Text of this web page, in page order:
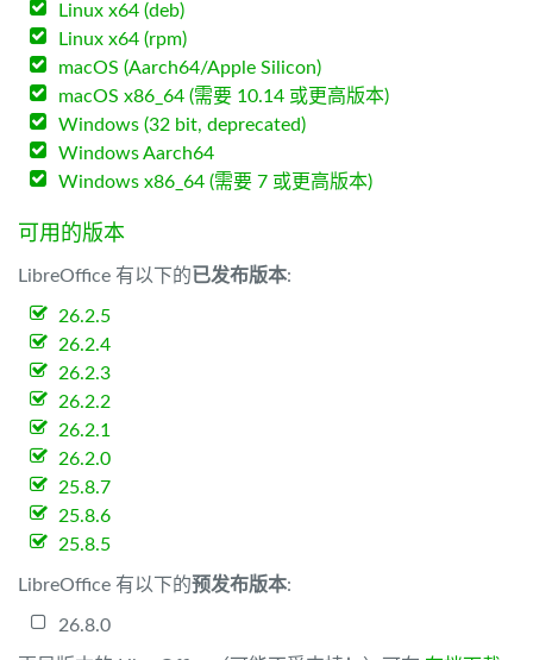
Linux x64 (deb)
Linux x64 (rpm)
macOS (Aarch64/Apple Silicon)
macOS x86_64 (需要 10.14 或更高版本)
Windows (32 bit, deprecated)
Windows Aarch64
Windows x86_64 (需要 7 或更高版本)
可用的版本
LibreOffice 有以下的已发布版本:
26.2.5
26.2.4
26.2.3
26.2.2
26.2.1
26.2.0
25.8.7
25.8.6
25.8.5
LibreOffice 有以下的预发布版本:
26.8.0